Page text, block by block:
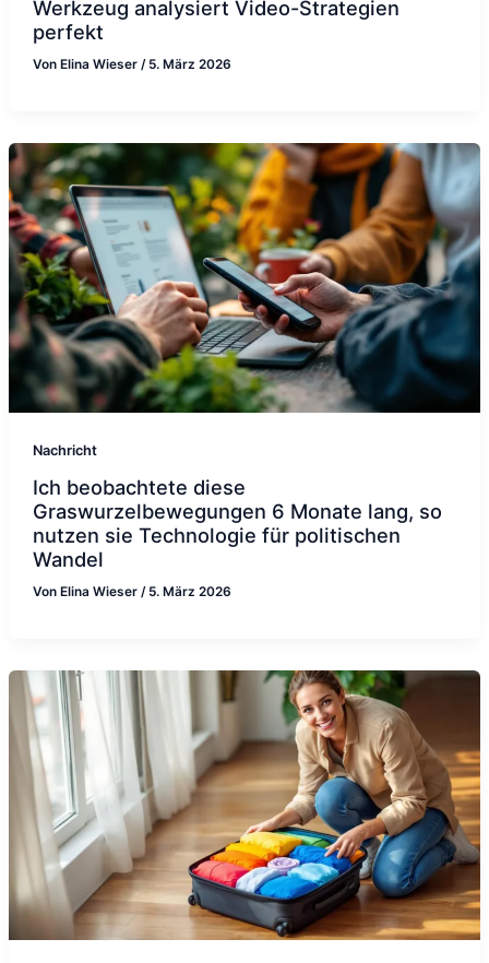
Werkzeug analysiert Video-Strategien
perfekt
Von Elina Wieser / 5. März 2026
Nachricht
Ich beobachtete diese
Graswurzelbewegungen 6 Monate lang, so
nutzen sie Technologie für politischen
Wandel
Von Elina Wieser / 5. März 2026